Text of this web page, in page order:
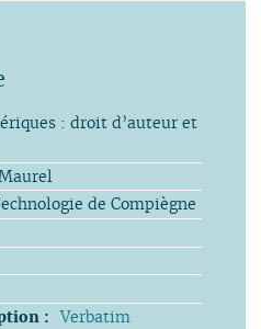
: droit d’auteur et
de Compiègne
: Verbatim